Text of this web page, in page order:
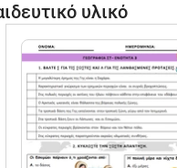
υλικό